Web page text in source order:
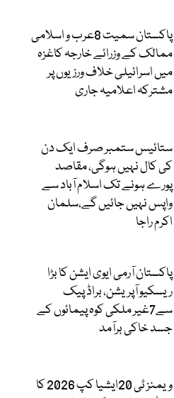
پاکستان سمیت 8عرب و اسلامی
ممالک کے وزرائے خارجہ کاغزہ
میں اسرائیلی خلاف ورزیوں پر
مشترکہ اعلامیہ جاری
ستائیس ستمبر صرف ایک دن
کی کال نہیں ہوگی، مقاصد
پورے ہونے تک اسلام آباد سے
واپس نہیں جائیں گے،سلمان
اکرم راجا
پاکستان آرمی ایوی ایشن کا بڑا
ریسکیو آپریشن، براڈ پیک
سے7غیر ملکی کوہ پیمائوں کے
جسد خاکی برآمد
ویمنز ٹی 20ایشیا کپ 2026 کا